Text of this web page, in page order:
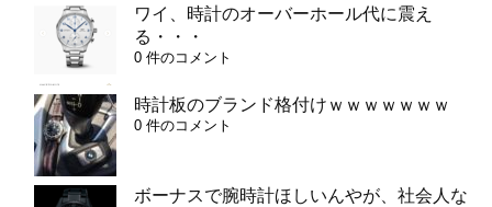
ワイ、時計のオーバーホール代に震え
る・・・
0 件のコメント
時計板のブランド格付けｗｗｗｗｗｗｗ
0 件のコメント
ボーナスで腕時計ほしいんやが、社会人な